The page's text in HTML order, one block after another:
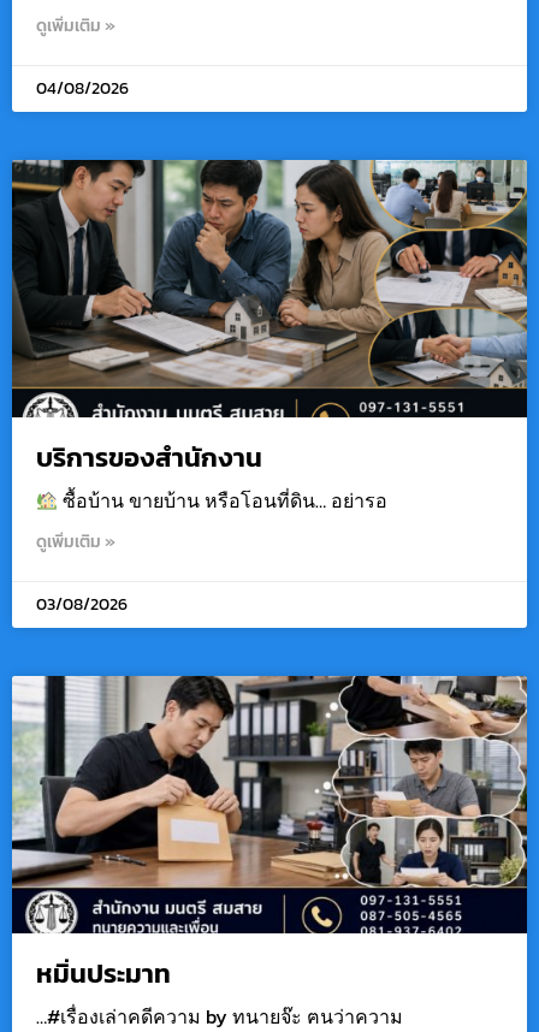
ดูเพิ่มเติม »
04/08/2026
บริการของสำนักงาน
ซื้อบ้าน ขายบ้าน หรือโอนที่ดิน… อย่ารอ
ดูเพิ่มเติม »
03/08/2026
หมิ่นประมาท
…#เรื่องเล่าคดีความ by ทนายจ๊ะ ฅนว่าความ